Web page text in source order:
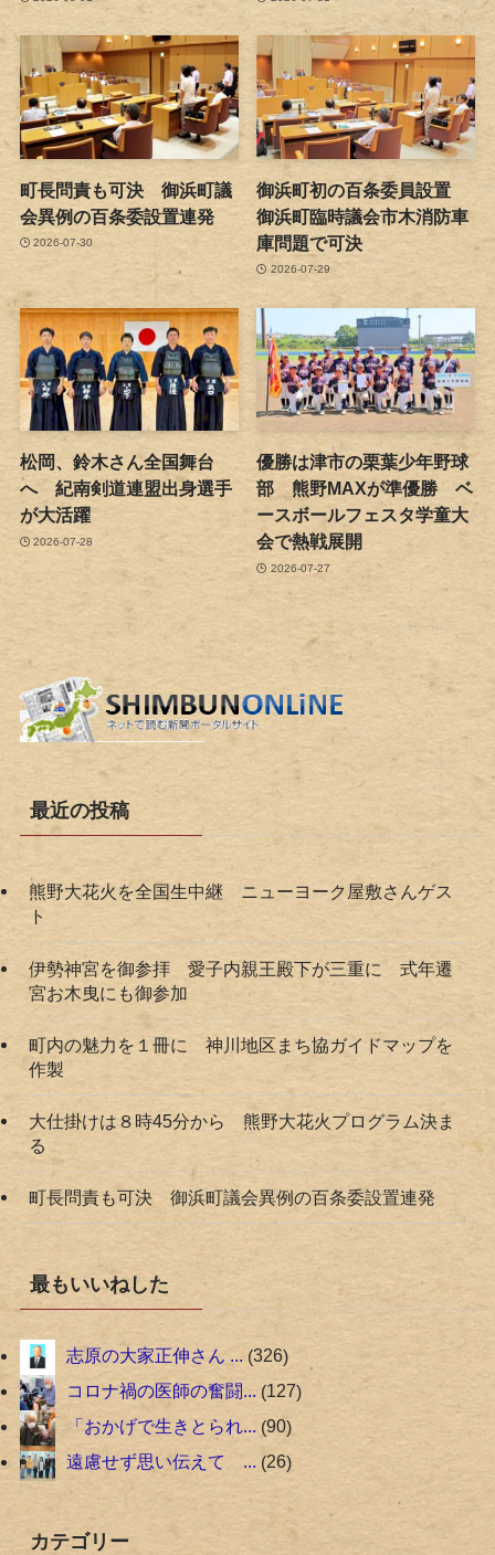
町長問責も可決 御浜町議
会異例の百条委設置連発
2026-07-30
御浜町初の百条委員設置
御浜町臨時議会市木消防車
庫問題で可決
2026-07-29
松岡、鈴木さん全国舞台
へ 紀南剣道連盟出身選手
が大活躍
2026-07-28
優勝は津市の栗葉少年野球
部 熊野MAXが準優勝 ベ
ースボールフェスタ学童大
会で熱戦展開
2026-07-27
最近の投稿
熊野大花火を全国生中継 ニューヨーク屋敷さんゲス
ト
伊勢神宮を御参拝 愛子内親王殿下が三重に 式年遷
宮お木曳にも御参加
町内の魅力を１冊に 神川地区まち協ガイドマップを
作製
大仕掛けは８時45分から 熊野大花火プログラム決ま
る
町長問責も可決 御浜町議会異例の百条委設置連発
最もいいねした
志原の大家正伸さん ... 326
コロナ禍の医師の奮闘... 127
「おかげで生きとられ... 90
遠慮せず思い伝えて ... 26
カテゴリー